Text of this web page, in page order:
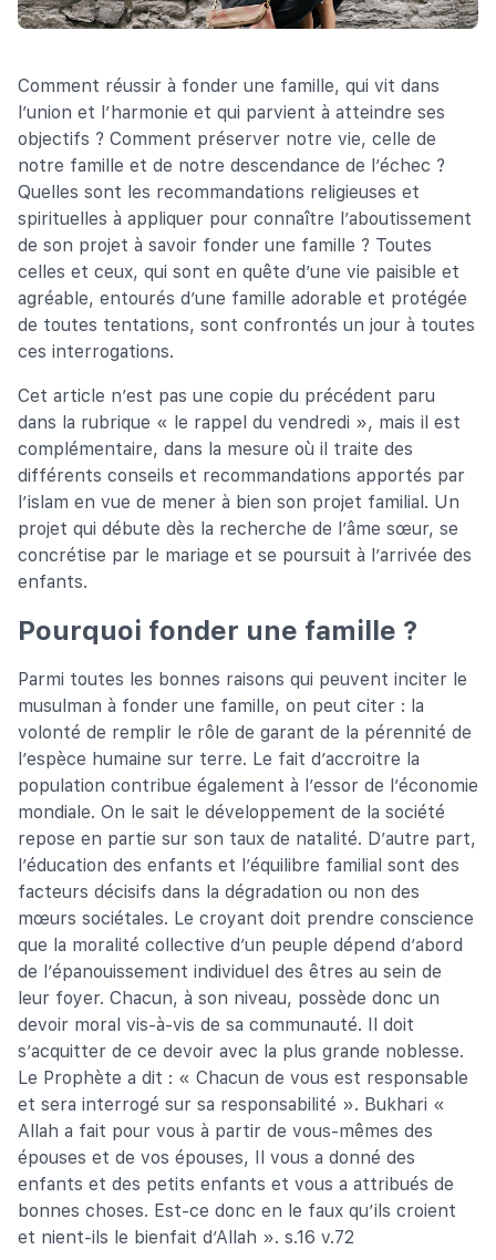
Comment réussir à fonder une famille, qui vit dans
l’union et l’harmonie et qui parvient à atteindre ses
objectifs ? Comment préserver notre vie, celle de
notre famille et de notre descendance de l’échec ?
Quelles sont les recommandations religieuses et
spirituelles à appliquer pour connaître l’aboutissement
de son projet à savoir fonder une famille ? Toutes
celles et ceux, qui sont en quête d’une vie paisible et
agréable, entourés d’une famille adorable et protégée
de toutes tentations, sont confrontés un jour à toutes
ces interrogations.
Cet article n’est pas une copie du précédent paru
dans la rubrique « le rappel du vendredi », mais il est
complémentaire, dans la mesure où il traite des
différents conseils et recommandations apportés par
l’islam en vue de mener à bien son projet familial. Un
projet qui débute dès la recherche de l’âme sœur, se
concrétise par le mariage et se poursuit à l’arrivée des
enfants.
Pourquoi fonder une famille ?
Parmi toutes les bonnes raisons qui peuvent inciter le
musulman à fonder une famille, on peut citer : la
volonté de remplir le rôle de garant de la pérennité de
l’espèce humaine sur terre. Le fait d’accroitre la
population contribue également à l’essor de l’économie
mondiale. On le sait le développement de la société
repose en partie sur son taux de natalité. D’autre part,
l’éducation des enfants et l’équilibre familial sont des
facteurs décisifs dans la dégradation ou non des
mœurs sociétales. Le croyant doit prendre conscience
que la moralité collective d’un peuple dépend d’abord
de l’épanouissement individuel des êtres au sein de
leur foyer. Chacun, à son niveau, possède donc un
devoir moral vis-à-vis de sa communauté. Il doit
s’acquitter de ce devoir avec la plus grande noblesse.
Le Prophète a dit : « Chacun de vous est responsable
et sera interrogé sur sa responsabilité ». Bukhari «
Allah a fait pour vous à partir de vous-mêmes des
épouses et de vos épouses, Il vous a donné des
enfants et des petits enfants et vous a attribués de
bonnes choses. Est-ce donc en le faux qu’ils croient
et nient-ils le bienfait d’Allah ». s.16 v.72